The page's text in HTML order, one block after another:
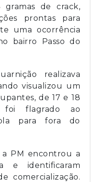
gramas de crack,
prontas para
uma ocorrência
bairro Passo do
realizava
visualizou um
de 17 e 18
foi flagrado ao
para fora do
a PM encontrou a
e identificaram
comercialização.